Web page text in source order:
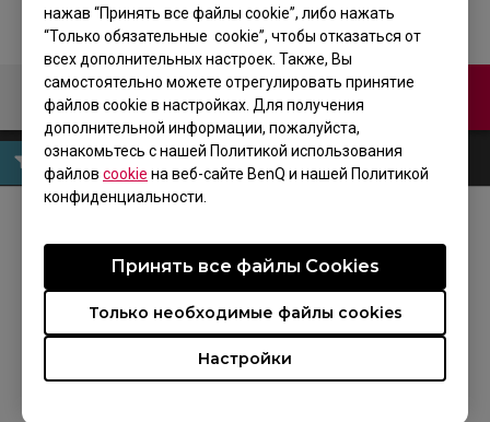
нажав “Принять все файлы cookie”, либо нажать
“Только обязательные cookie”, чтобы отказаться от
всех дополнительных настроек. Также, Вы
самостоятельно можете отрегулировать принятие
файлов cookie в настройках. Для получения
дополнительной информации, пожалуйста,
ознакомьтесь с нашей Политикой использования
файлов cookie на веб-сайте BenQ и нашей Политикой
конфиденциальности.
Настройки
Только необходимые файлы cookies
Принять все файлы Сookies
Связаться с нами
МЫ В СОЦСЕТЯХ